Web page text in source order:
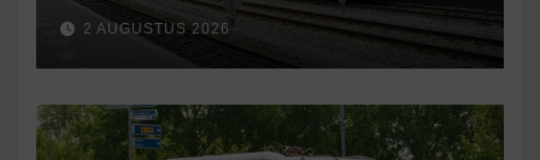
2 AUGUSTUS 2026